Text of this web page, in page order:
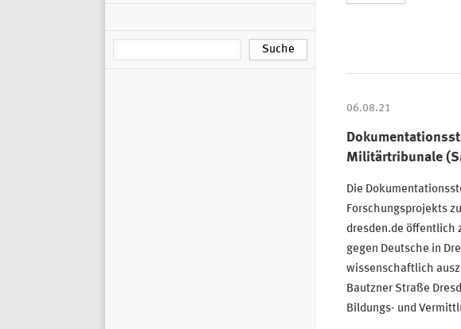
06.08.21
Militärtribunale
Die
Forschungsprojekts
dresden.de öffentlich
gegen Deutsche in
wissenschaftlich
Bautzner Straße
Bildungs- und